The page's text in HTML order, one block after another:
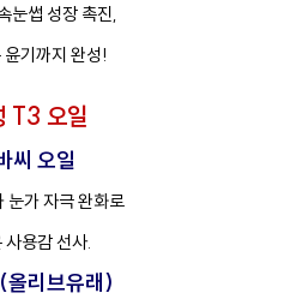
눈썹 성장 촉진,
기까지 완성!
T3 오일
씨 오일
눈가 자극 완화로
사용감 선사.
올리브유래)